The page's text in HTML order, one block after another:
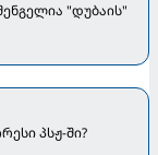
"დუბაის"
პსჟ-ში?